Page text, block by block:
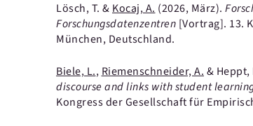
Lösch, T. & Kocaj, A. (2026, März).
Forschungsdatenzentren [Vortrag]. 13.
München, Deutschland.
Biele, L., Riemenschneider, A. & Heppt,
discourse and links with student
Kongress der Gesellschaft für